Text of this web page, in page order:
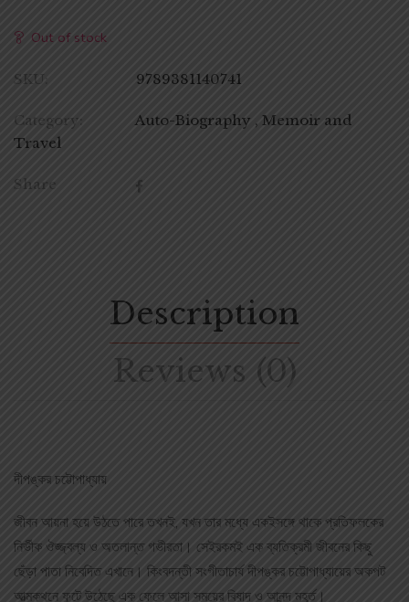
Out of stock
SKU: 9789381140741
Category:
Auto-Biography , Memoir and
Travel
Share
Description
Reviews (0)
দীপঙ্কর চট্টোপাধ্যায়
জীবন আয়না হয়ে উঠতে পারে তখনই, যখন তার মধ্যে একইসঙ্গে থাকে প্রতিফলকের
নির্ভীক ঔজ্জ্বল্য ও অতলান্ত গভীরতা। সেইরকমই এক ব্যতিক্রমী জীবনের কিছু
ছেঁড়া পাতা নিবেদিত এখানে। কিংবদন্তী সংগীতাচার্য দীপঙ্কর চট্টোপাধ্যায়ের অকপট
আত্মকথনে ফুটে উঠেছে এক ফেলে আসা সময়ের বিষাদ ও আনন্দ মুহূর্ত।